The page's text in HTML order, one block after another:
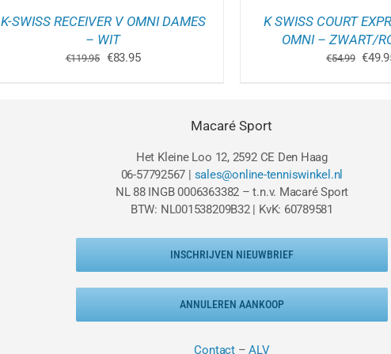
K-SWISS RECEIVER V OMNI DAMES
– WIT
€119.95 Oorspronkelijke
€83.95Huidige
K SWISS COURT
OMNI – ZWART/
€54.99 €
Macaré Sport
Het Kleine Loo 12, 2592 CE Den Haag
06-57792567 | sales@online-tenniswinkel.nl
NL 88 INGB 0006363382 – t.n.v. Macaré Sport
BTW: NL001538209B32 | KvK: 60789581
INSCHRIJVEN NIEUWBRIEF
ANNULEREN AANKOOP
Contact–ALV